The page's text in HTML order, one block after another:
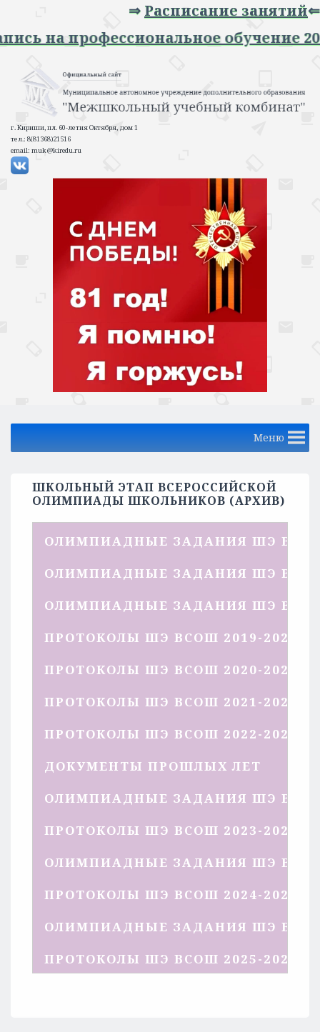
Расписание занятий⇐
Запись на профессиональное
г. Кириши, пл. 60-летия Октября, дом 1
тел.: 8(81368)21516
email: muk@kiredu.ru
Меню
ШКОЛЬНЫЙ ЭТАП ВСЕРОССИЙСКОЙ
ОЛИМПИАДЫ ШКОЛЬНИКОВ (АРХИВ)
ОЛИМПИАДНЫЕ ЗАДАНИЯ ШЭ ВСОШ
ОЛИМПИАДНЫЕ ЗАДАНИЯ ШЭ ВСОШ
ОЛИМПИАДНЫЕ ЗАДАНИЯ ШЭ ВСОШ
ПРОТОКОЛЫ ШЭ ВСОШ 2019-2020
ПРОТОКОЛЫ ШЭ ВСОШ 2020-2021
ПРОТОКОЛЫ ШЭ ВСОШ 2021-2022
ПРОТОКОЛЫ ШЭ ВСОШ 2022-2023
ДОКУМЕНТЫ ПРОШЛЫХ ЛЕТ
ОЛИМПИАДНЫЕ ЗАДАНИЯ ШЭ ВСОШ
ПРОТОКОЛЫ ШЭ ВСОШ 2023-2024
ОЛИМПИАДНЫЕ ЗАДАНИЯ ШЭ ВСОШ
ПРОТОКОЛЫ ШЭ ВСОШ 2024-2025
ОЛИМПИАДНЫЕ ЗАДАНИЯ ШЭ ВСОШ
ПРОТОКОЛЫ ШЭ ВСОШ 2025-2026